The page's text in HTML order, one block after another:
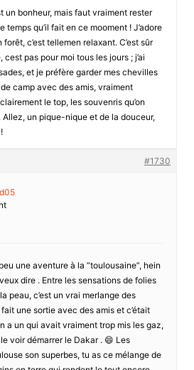
un bonheur, mais faut vraiment rester
temps qu’il fait en ce mooment ! J’adore
c’est tellemen relaxant. C’est sûr
pas pour moi tous les jours ; j’ai
et je préfère garder mes chevilles
camp avec des amis, vraiment
le top, les souvenris qu’on
Allez, un pique-nique et de la douceur,
#1730
une aventure à la “toulousaine”, hein
dire . Entre les sensations de folies
peau, c’est un vrai merlange des
fait une sortie avec des amis et c’était
a un qui avait vraiment trop mis les gaz,
voir démarrer le Dakar . 😄 Les
son superbes, tu as ce mélange de